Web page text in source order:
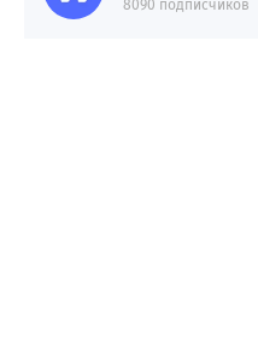
8090 подписчиков